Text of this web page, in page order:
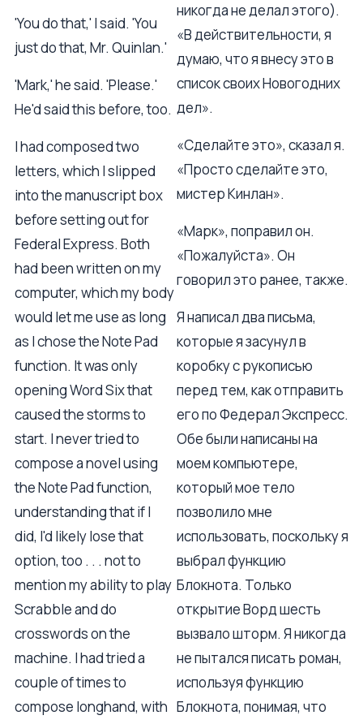
'You do that,' I said. 'You
just do that, Mr. Quinlan.'
'Mark,' he said. 'Please.'
He'd said this before, too.
I had composed two
letters, which I slipped
into the manuscript box
before setting out for
Federal Express. Both
had been written on my
computer, which my body
would let me use as long
as I chose the Note Pad
function. It was only
opening Word Six that
caused the storms to
start. I never tried to
compose a novel using
the Note Pad function,
understanding that if I
did, I'd likely lose that
option, too . . . not to
mention my ability to play
Scrabble and do
crosswords on the
machine. I had tried a
couple of times to
compose longhand, with
никогда не делал этого).
«В действительности, я
думаю, что я внесу это в
список своих Новогодних
дел».
«Сделайте это», сказал я.
«Просто сделайте это,
мистер Кинлан».
«Марк», поправил он.
«Пожалуйста». Он
говорил это ранее, также.
Я написал два письма,
которые я засунул в
коробку с рукописью
перед тем, как отправить
его по Федерал Экспресс.
Обе были написаны на
моем компьютере,
который мое тело
позволило мне
использовать, поскольку я
выбрал функцию
Блокнота. Только
открытие Ворд шесть
вызвало шторм. Я никогда
не пытался писать роман,
используя функцию
Блокнота, понимая, что